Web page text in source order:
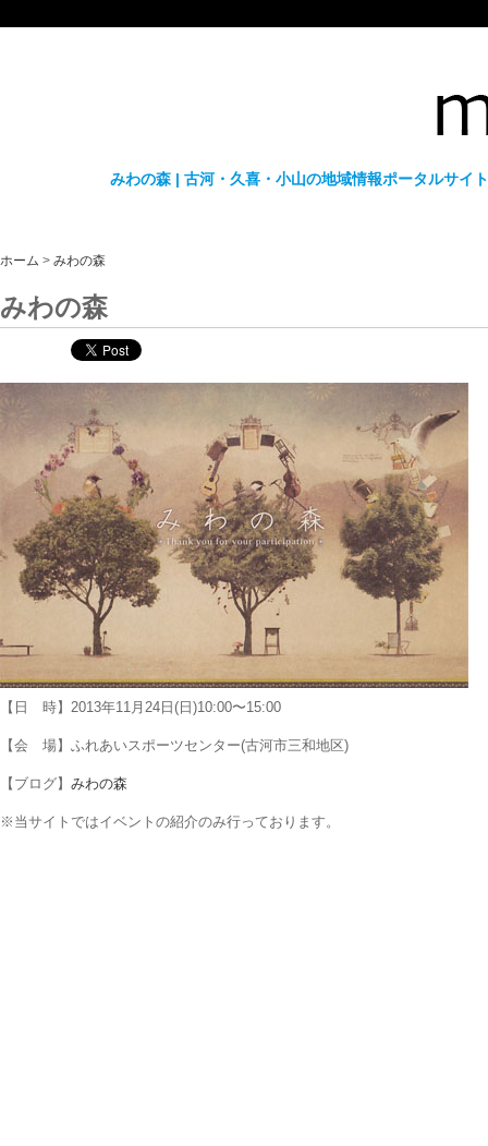
みわの森 | 古河・久喜・小山の地域情報ポータルサイ
ホーム > みわの森
みわの森
【日 時】2013年11月24日(日)10:00〜15:00
【会 場】ふれあいスポーツセンター(古河市三和地区)
【ブログ】 みわの森
※当サイトではイベントの紹介のみ行っております。